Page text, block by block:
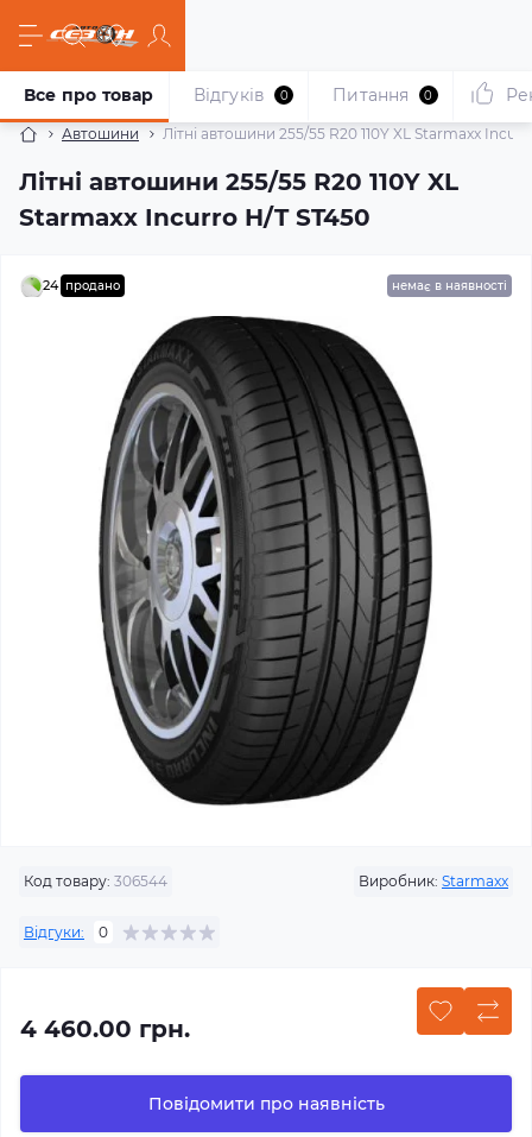
Автошини Літні автошини 255/55 R20 110Y XL Starmaxx
Літні автошини 255/55 R20 110Y XL
Starmaxx Incurro H/T ST450
Все про товар Відгуків 0 Питання 0
24 продано немає в наявності
Код товару: 306544 Виробник: Starmaxx
Відгуки: 0
4 460.00 грн.
Повідомити про наявність